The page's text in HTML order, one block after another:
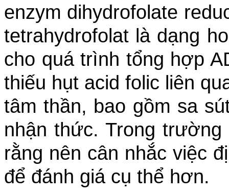
enzym dihydrofolate
tetrahydrofolat là dạng
cho quá trình tổng hợp
thiếu hụt acid folic liên
tâm thần, bao gồm sa
nhận thức. Trong
rằng nên cân nhắc việc
để đánh giá cụ thể hơn.